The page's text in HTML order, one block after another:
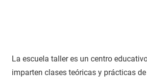
La escuela taller es un centro
imparten clases teóricas y prácticas